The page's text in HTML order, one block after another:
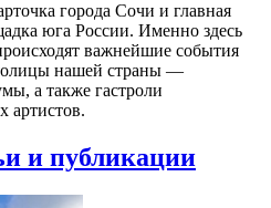
города Сочи и главная
юга России. Именно здесь
важнейшие события
нашей страны —
а также гастроли
артистов.
и публикации